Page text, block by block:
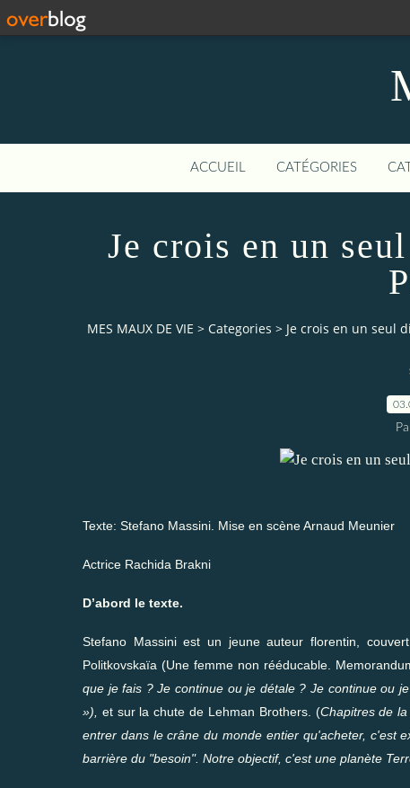
ACCUEIL CATÉGORIES
Je crois en un
MES MAUX DE VIE > Categories > Je crois en un seul
Texte: Stefano Massini . Mise en scène Arnaud Meunier
Actrice Rachida Brakni
D’abord le texte.
Stefano Massini est un jeune auteur florentin,
Politkovskaïa (Une femme non rééducable.
que je fais ? Je continue ou je détale ? Je continue ou
»), et sur la chute de Lehman Brothers. (Chapitres de
entrer dans le crâne du monde entier qu'acheter, c'est
barrière du "besoin". Notre objectif, c'est une planète